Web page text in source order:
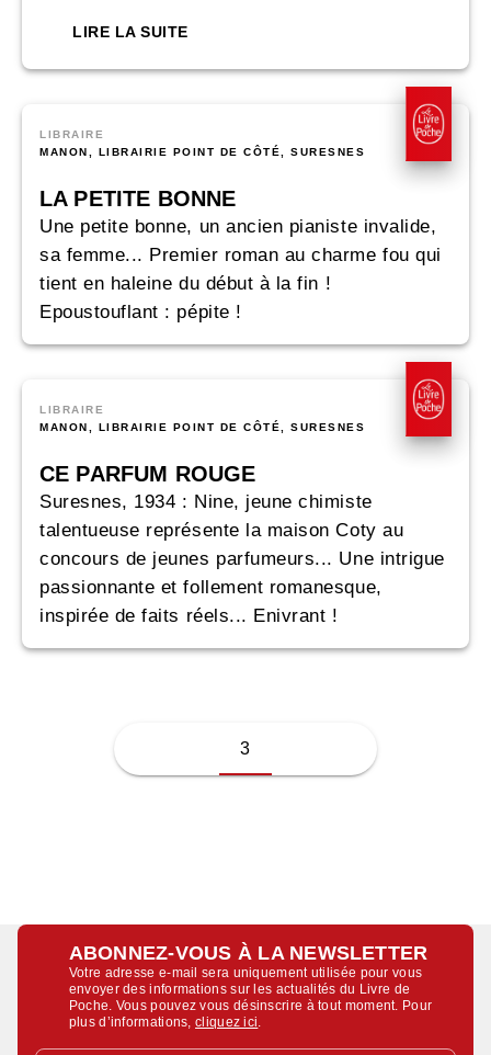
LIRE LA SUITE
LIBRAIRE
MANON, LIBRAIRIE POINT DE CÔTÉ, SURESNES
LA PETITE BONNE
Une petite bonne, un ancien pianiste invalide,
sa femme... Premier roman au charme fou qui
tient en haleine du début à la fin !
Epoustouflant : pépite !
LIBRAIRE
MANON, LIBRAIRIE POINT DE CÔTÉ, SURESNES
CE PARFUM ROUGE
Suresnes, 1934 : Nine, jeune chimiste
talentueuse représente la maison Coty au
concours de jeunes parfumeurs... Une intrigue
passionnante et follement romanesque,
inspirée de faits réels... Enivrant !
3
ABONNEZ-VOUS À LA NEWSLETTER
Votre adresse e-mail sera uniquement utilisée pour vous
envoyer des informations sur les actualités du Livre de
Poche. Vous pouvez vous désinscrire à tout moment. Pour
plus d’informations,cliquez ici